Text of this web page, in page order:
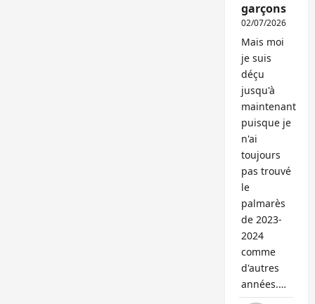
garçons
02/07/2026
Mais moi
je suis
déçu
jusqu'à
maintenant
puisque je
n'ai
toujours
pas trouvé
le
palmarès
de 2023-
2024
comme
d'autres
années.…